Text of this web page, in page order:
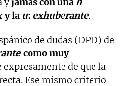
y la u: exhuberante.
de dudas (DPD) de
como muy
expresamente de que la
Ese mismo criterio